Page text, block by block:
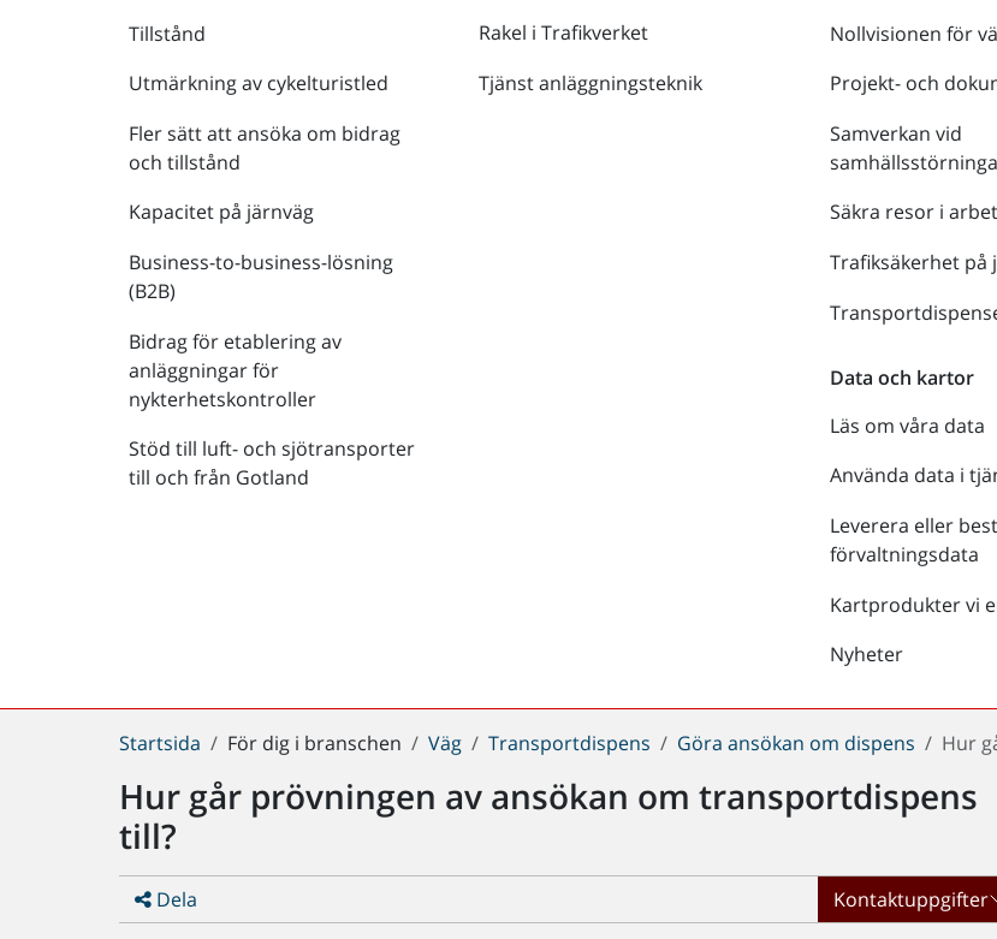
Tillstånd
Utmärkning av cykelturistled
Fler sätt att ansöka om bidrag
och tillstånd
Kapacitet på järnväg
Business-to-business-lösning
(B2B)
Bidrag för etablering av
anläggningar för
nykterhetskontroller
Stöd till luft- och sjötransporter
till och från Gotland
Rakel i Trafikverket
Tjänst anläggningsteknik
Nollvisionen för
Projekt- och
Samverkan vid
Säkra resor i
Trafiksäkerhet på
Data och kartor
Läs om våra data
Använda data i
Leverera eller
förvaltningsdata
Kartprodukter vi
Nyheter
Du
här:
Startsida För dig i branschen Väg Transportdispens Göra ansökan om dispens Hur
Hur går prövningen av ansökan om transportdispens
till?
Dela Kontaktuppgifter